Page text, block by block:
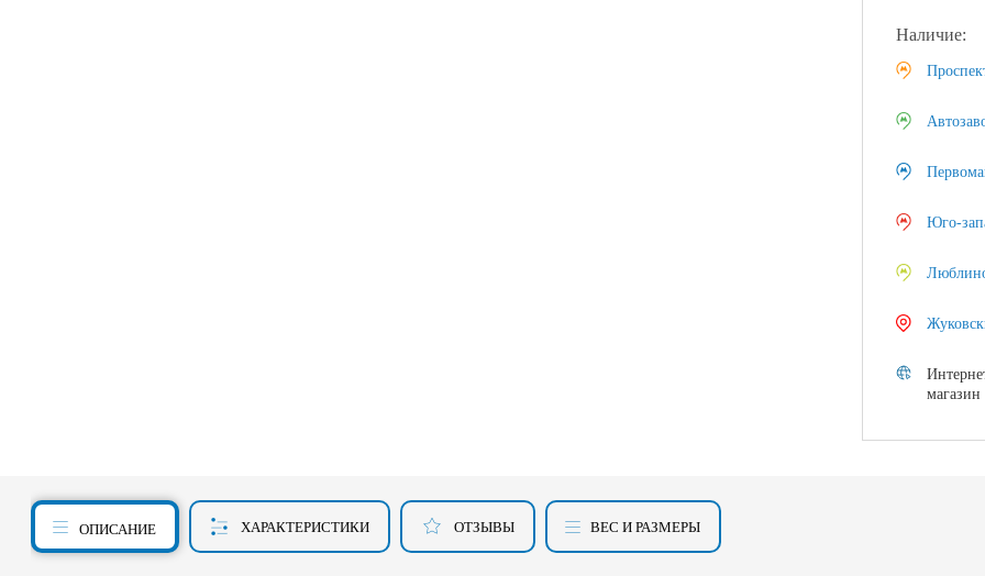
Наличие:
Юго-
магазин
ОПИСАНИЕ ХАРАКТЕРИСТИКИ ОТЗЫВЫ ВЕС И РАЗМЕРЫ